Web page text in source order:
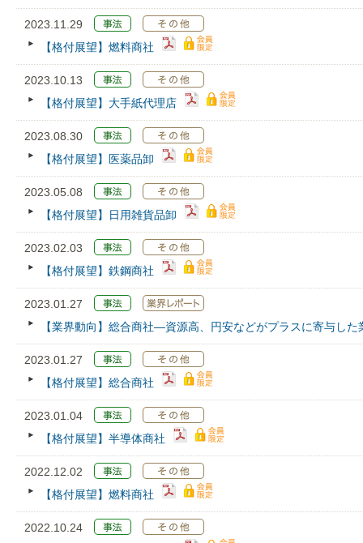
2023.11.29
【格付展望】燃料商社
2023.10.13
【格付展望】大手紙代理店
2023.08.30
【格付展望】医薬品卸
2023.05.08
【格付展望】日用雑貨品卸
2023.02.03
【格付展望】鉄鋼商社
2023.01.27
【業界動向】総合商社―資源高、円安などがプラスに寄与し
2023.01.27
【格付展望】総合商社
2023.01.04
【格付展望】半導体商社
2022.12.02
【格付展望】燃料商社
2022.10.24